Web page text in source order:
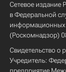
Сетевое издание
в Федеральной
информационных
(Роскомнадзор)
Свидетельство
Учредитель: